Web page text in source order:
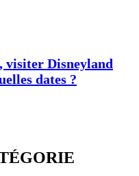
visiter Disneyland
dates ?